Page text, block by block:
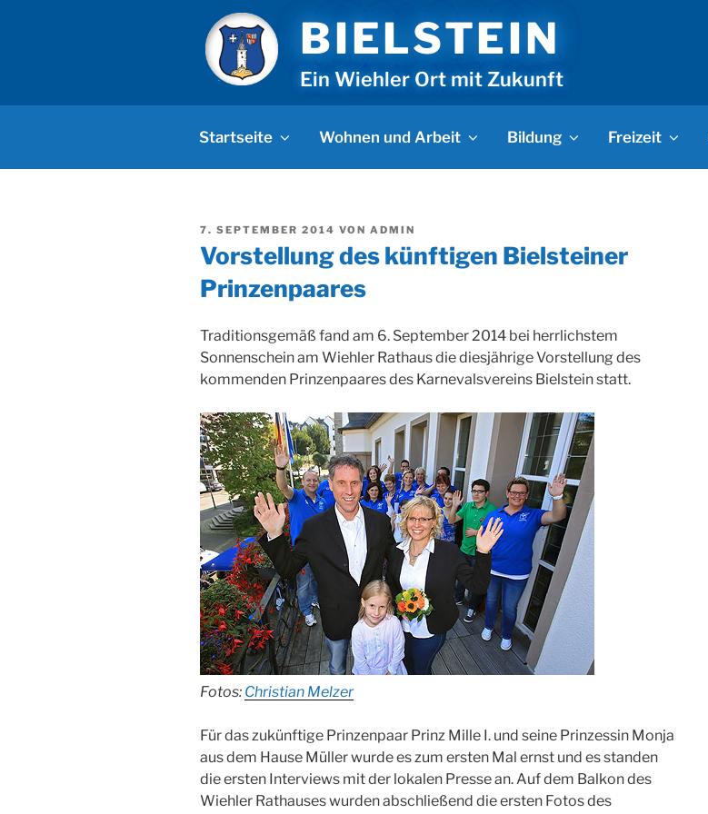
BIELSTEIN
Ein Wiehler Ort mit Zukunft
Startseite Wohnen und Arbeit Bildung Freizeit
VERÖFFENTLICHT
7. SEPTEMBER 2014 VON ADMIN
Vorstellung des künftigen Bielsteiner
Prinzenpaares
Traditionsgemäß fand am 6. September 2014 bei herrlichstem
Sonnenschein am Wiehler Rathaus die diesjährige Vorstellung des
kommenden Prinzenpaares des Karnevalsvereins Bielstein statt.
Fotos: Christian Melzer
Für das zukünftige Prinzenpaar Prinz Mille I. und seine Prinzessin Monja
aus dem Hause Müller wurde es zum ersten Mal ernst und es standen
die ersten Interviews mit der lokalen Presse an. Auf dem Balkon des
Wiehler Rathauses wurden abschließend die ersten Fotos des